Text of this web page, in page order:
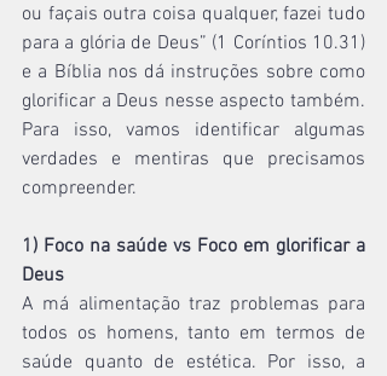
ou façais outra coisa qualquer, fazei tudo
para a glória de Deus” (1 Coríntios 10.31)
e a Bíblia nos dá instruções sobre como
glorificar a Deus nesse aspecto também.
Para isso, vamos identificar algumas
verdades e mentiras que precisamos
compreender.
1) Foco na saúde vs Foco em glorificar a
Deus
A má alimentação traz problemas para
todos os homens, tanto em termos de
saúde quanto de estética. Por isso, a